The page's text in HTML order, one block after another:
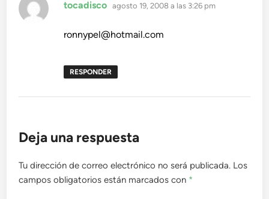
tocadisco dice:
agosto 19, 2008 a las 3:26 pm
ronnypel@hotmail.com
RESPONDER
Deja una respuesta
Tu dirección de correo electrónico no será publicada. Los
campos obligatorios están marcados con *